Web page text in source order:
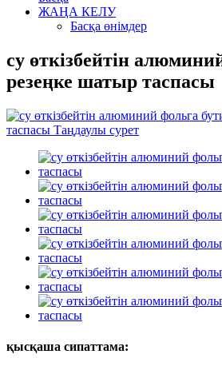
ЖАҢА КЕЛУ
Басқа өнімдер
су өткізбейтін
резеңке шатыр таспасы
қысқаша сипаттама: